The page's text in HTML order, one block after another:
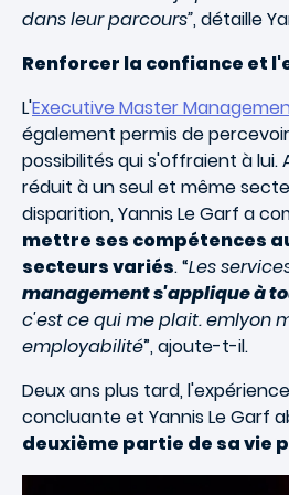
dans leur parcours”, détaille
Renforcer la confiance et
L'Executive Master
également permis de
possibilités qui s'offraient à lui.
réduit à un seul et même
disparition, Yannis Le Garf a
mettre ses compétences
secteurs variés. “Les
management s'applique à
c'est ce qui me plait. emlyon
employabilité”, ajoute-t-il.
Deux ans plus tard,
concluante et Yannis Le Garf
deuxième partie de sa vie